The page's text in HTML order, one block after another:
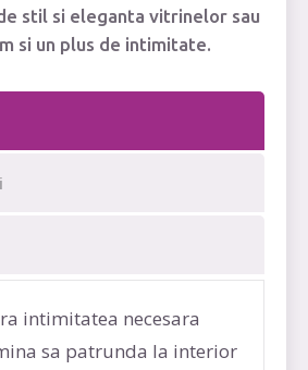
stil si eleganta vitrinelor sau
si un plus de intimitate.
intimitatea necesara
sa patrunda la interior